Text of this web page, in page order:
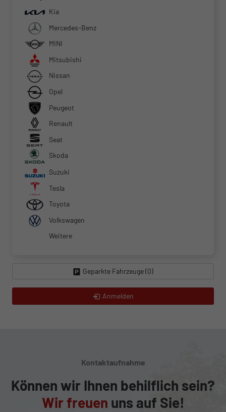
Kia
Mercedes-Benz
MINI
Mitsubishi
Nissan
Opel
Peugeot
Renault
Seat
Skoda
Suzuki
Tesla
Toyota
Volkswagen
Weitere
Geparkte Fahrzeuge (0)
Anmelden
Kontaktaufnahme
Können wir Ihnen behilflich sein?
Wir freuen uns auf Sie!